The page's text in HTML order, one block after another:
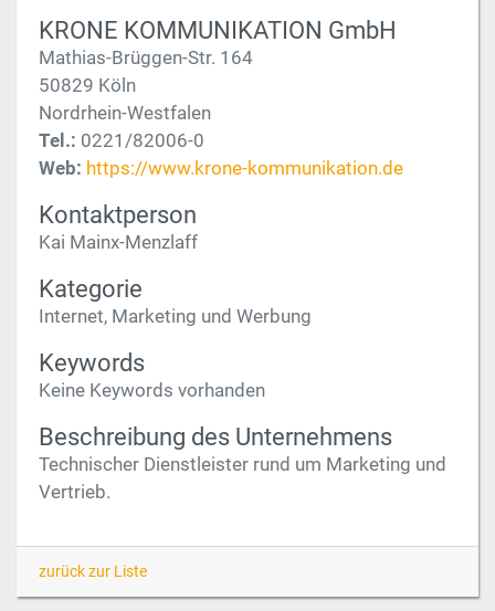
KRONE KOMMUNIKATION GmbH
Mathias-Brüggen-Str. 164
50829 Köln
Nordrhein-Westfalen
Tel.: 0221/82006-0
Web: https://www.krone-kommunikation.de
Kontaktperson
Kai Mainx-Menzlaff
Kategorie
Internet, Marketing und Werbung
Keywords
Keine Keywords vorhanden
Beschreibung des Unternehmens
Technischer Dienstleister rund um Marketing und
Vertrieb.
zurück zur Liste